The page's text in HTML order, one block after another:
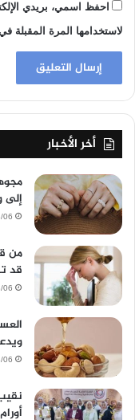
احفظ اسمي، بريدي
لاستخدامها المرة المقبلة
أخر الأخبار
إلى
2026/
من
قد
2026/
2026/